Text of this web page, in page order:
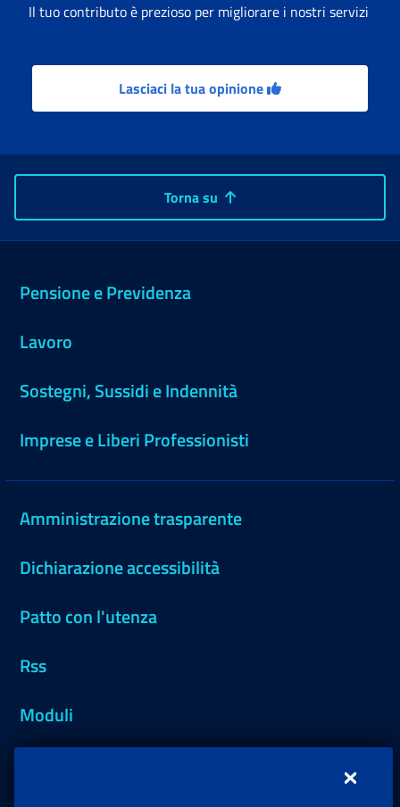
Il tuo contributo è prezioso per migliorare i nostri servizi
Lasciaci la tua opinione
Torna su
Pensione e Previdenza
Lavoro
Sostegni, Sussidi e Indennità
Imprese e Liberi Professionisti
Amministrazione trasparente
Dichiarazione accessibilità
Patto con l'utenza
Rss
Moduli